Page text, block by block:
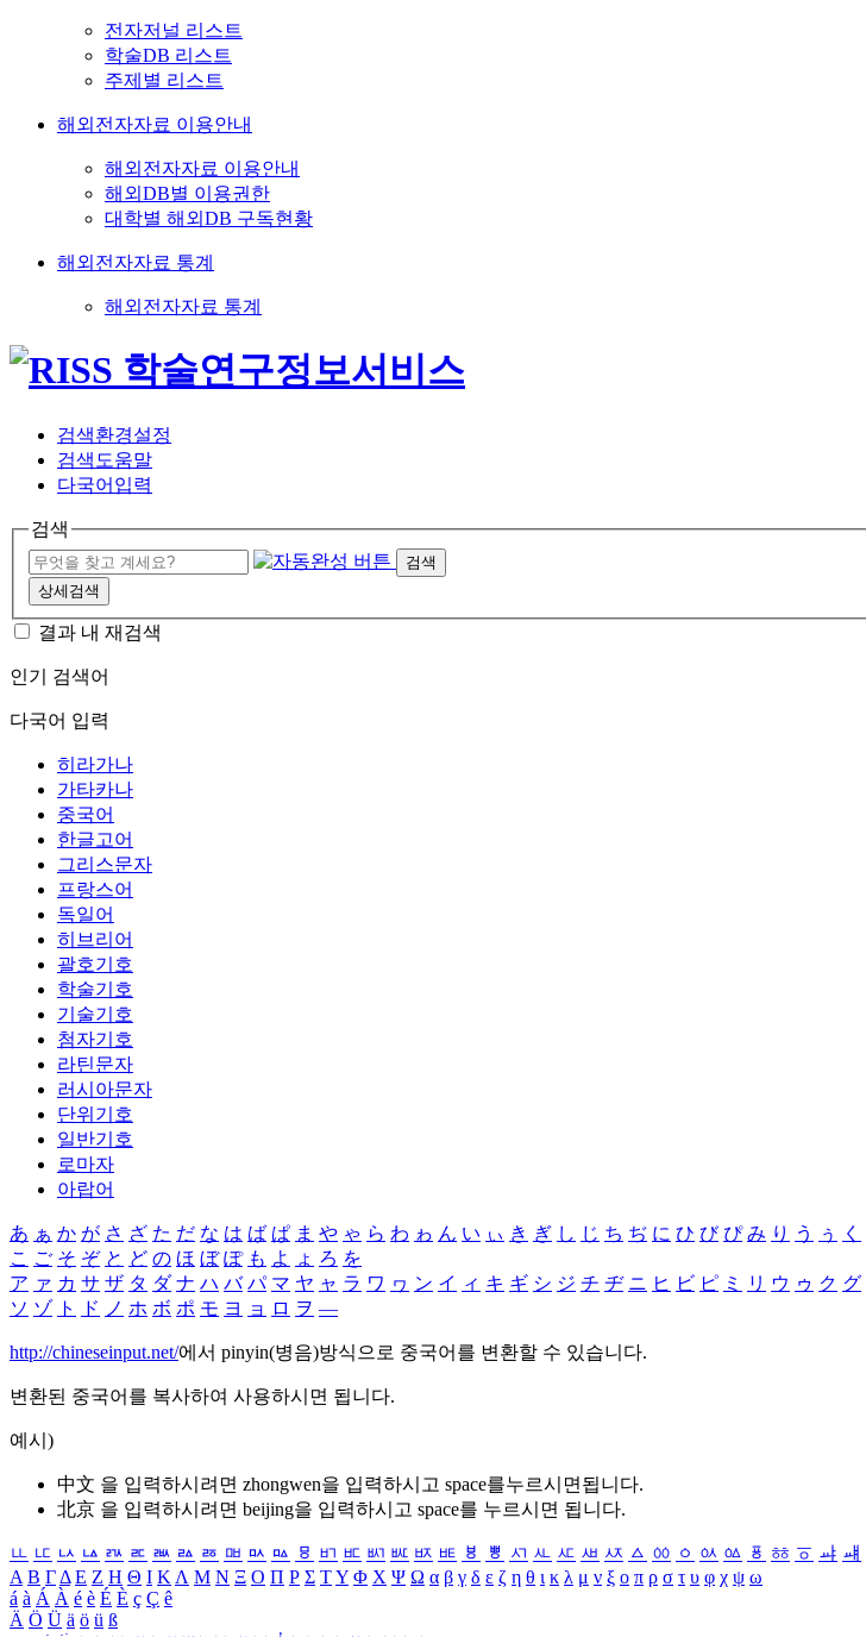
전자저널 리스트
학술DB 리스트
주제별 리스트
해외전자자료 이용안내
해외전자자료 이용안내
해외DB별 이용권한
대학별 해외DB 구독현황
해외전자자료 통계
해외전자자료 통계
검색환경설정
검색도움말
다국어입력
검색
검색
상세검색
결과 내 재검색
인기 검색어
다국어 입력
히라가나
가타카나
중국어
한글고어
그리스문자
프랑스어
독일어
히브리어
괄호기호
학술기호
기술기호
첨자기호
라틴문자
러시아문자
단위기호
일반기호
로마자
아랍어
あ ぁ か が さ ざ た だ な は ば ぱ ま や ゃ ら わ ゎ ん い ぃ き ぎ し じ ち ぢ に ひ び ぴ み り う ぅ く
こ ご そ ぞ と ど の ほ ぼ ぽ も よ ょ ろ を
ア ァ カ サ ザ タ ダ ナ ハ バ パ マ ヤ ャ ラ ワ ヮ ン イ ィ キ ギ シ ジ チ ヂ ニ ヒ ビ ピ ミ リ ウ ゥ ク グ
ソ ゾ ト ド ノ ホ ボ ポ モ ヨ ョ ロ ヲ ―
http://chineseinput.net/에서 pinyin(병음)방식으로 중국어를 변환할 수 있습니다.
변환된 중국어를 복사하여 사용하시면 됩니다.
예시)
中文 을 입력하시려면 zhongwen을 입력하시고 space를누르시면됩니다.
北京 을 입력하시려면 beijing을 입력하시고 space를 누르시면 됩니다.
ㅥ ㅦ ㅧ ㅨ ㅩ ㅪ ㅫ ㅬ ㅭ ㅮ ㅯ ㅰ ㅱ ㅲ ㅳ ㅴ ㅵ ㅶ ㅷ ㅸ ㅹ ㅺ ㅻ ㅼ ㅽ ㅾ ㅿ ㆀ ㆁ ㆂ ㆃ ㆄ ㆅ ㆆ ㆇ ㆈ
Α Β ΓΔ Ε Ζ Η Θ Ι ΚΛ Μ Ν Ξ Ο Π Ρ Σ ΤΥ Φ Χ Ψ Ω α β γ δ ε ζ η θ ι κ λ μ ν ξ ο π ρ σ τ υ φ χ ψ ω
á à Á À é è É È ç Ç ê
Ä Ö Ü ä ö ü ß